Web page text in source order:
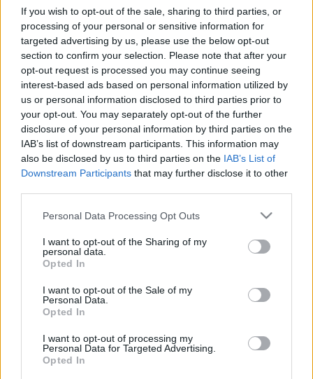
If you wish to opt-out of the sale, sharing to third parties, or
processing of your personal or sensitive information for
targeted advertising by us, please use the below opt-out
section to confirm your selection. Please note that after your
opt-out request is processed you may continue seeing
interest-based ads based on personal information utilized by
us or personal information disclosed to third parties prior to
your opt-out. You may separately opt-out of the further
disclosure of your personal information by third parties on the
IAB’s list of downstream participants. This information may
also be disclosed by us to third parties on the IAB’s List of
Downstream Participants that may further disclose it to other
Please note that this website/app uses one or more Google
not limited to your visit or usage behaviour. You may click to
grant or deny consent to Google and its third-party tags to
use your data for below specified purposes in below Google
consent section.
Personal Data Processing Opt Outs
I want to opt-out of the Sharing of my
personal data.
Opted In
I want to opt-out of the Sale of my
Personal Data.
Opted In
I want to opt-out of processing my
Personal Data for Targeted Advertising.
Opted In
(fél)információk után 2013 végére…
Nyári jóérzés a három egykori
trió első klipjében
rerecorder
Az 1998-ban alakult Sugababes eredeti három tagja